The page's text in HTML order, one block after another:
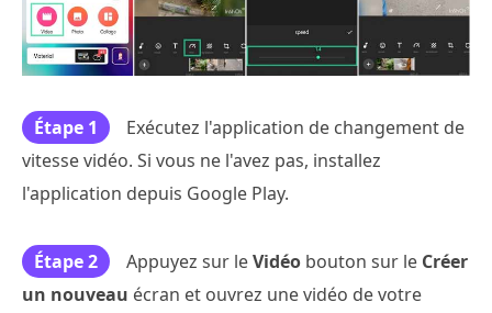
Étape 1
Exécutez l'application de changement de
vitesse vidéo. Si vous ne l'avez pas, installez
l'application depuis Google Play.
Étape 2 Appuyez sur leVidéo bouton sur le Créer
un nouveau écran et ouvrez une vidéo de votre